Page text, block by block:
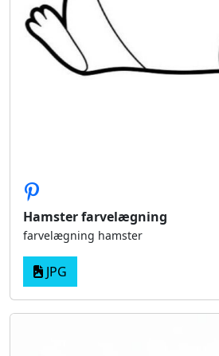
Hamster farvelægning
farvelægning hamster
JPG